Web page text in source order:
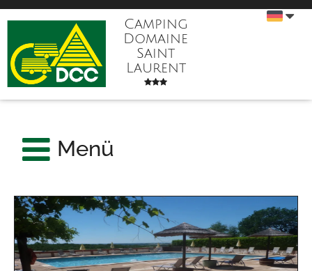
Camping
Domaine
Saint
Laurent
Menü